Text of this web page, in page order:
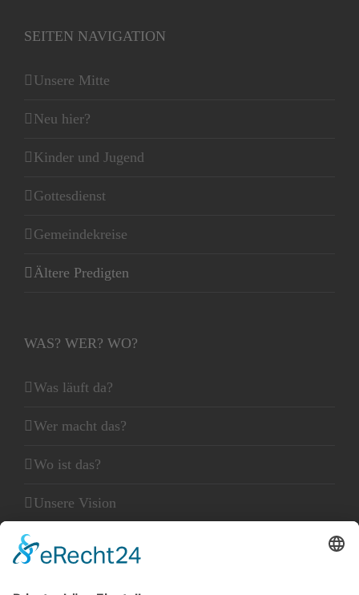
SEITEN NAVIGATION
Unsere Mitte
Neu hier?
Kinder und Jugend
Gottesdienst
Gemeindekreise
Ältere Predigten
WAS? WER? WO?
Was läuft da?
Wer macht das?
Wo ist das?
Unsere Vision
Unser Leitbild